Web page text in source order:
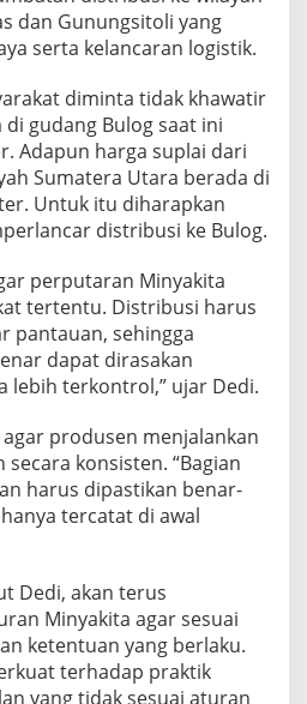
dan Gunungsitoli yang
serta kelancaran logistik.
diminta tidak khawatir
gudang Bulog saat ini
Adapun harga suplai dari
Sumatera Utara berada di
Untuk itu diharapkan
distribusi ke Bulog.
perputaran Minyakita
tertentu. Distribusi harus
pantauan, sehingga
dapat dirasakan
lebih terkontrol,” ujar Dedi.
produsen menjalankan
konsisten. “Bagian
harus dipastikan benar-
tercatat di awal
Dedi, akan terus
Minyakita agar sesuai
ketentuan yang berlaku.
terhadap praktik
yang tidak sesuai aturan